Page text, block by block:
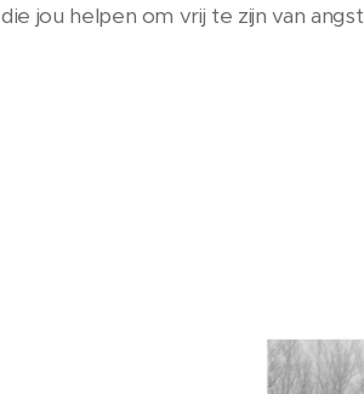
die jou helpen om vrij te zijn van